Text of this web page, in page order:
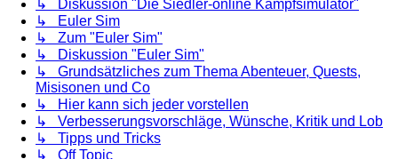
↳ Diskussion "Die Siedler-online Kampfsimulator"
↳ Euler Sim
↳ Zum "Euler Sim"
↳ Diskussion "Euler Sim"
↳ Grundsätzliches zum Thema Abenteuer, Quests,
Misisonen und Co
↳ Hier kann sich jeder vorstellen
↳ Verbesserungsvorschläge, Wünsche, Kritik und Lob
↳ Tipps und Tricks
↳ Off Topic